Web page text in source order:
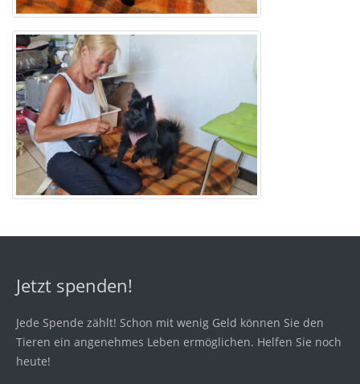
Jetzt spenden!
Jede Spende zählt! Schon mit wenig Geld können Sie den
Tieren ein angenehmes Leben ermöglichen. Helfen Sie noch
heute!